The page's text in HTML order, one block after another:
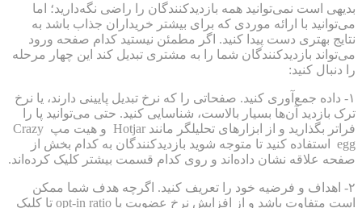
بدیهی است نمی‌توانید همه بازدیدکنندگان را راضی نگه‌دارید؛ اما
می‌توانید با ارائه موردی که برای بیشتر خریداران جذاب باشد به
نتایج بهتری دست پیدا کنید. اگر مطمئن نیستید کدام صفحه ورود
می‌تواند بازدیدکنندگان شما را به مشتری تبدیل کند این چهار مرحله
را دنبال کنید:
۱- داده جمع‌آوری کنید. صفحاتی را که نرخ تبدیل پایینی دارند، یا نرخ
ترک بازدید آن‌ها بسیار بالاست، شناسایی کنید. حتی می‌توانید پا را
فراتر بگذارید و از ابزارهای تحلیلگر مانند Hotjar و هیت مپ Crazy
egg استفاده کنید تا متوجه شوید بازدیدکنندگان به کدام بخش از
صفحه علاقه نشان داده‌اند و روی کدام قسمت بیشتر کلیک کرده‌اند.
۲- اهداف و فرضیه خود را تعریف کنید. اگرچه هدف شما ممکن
است متفاوت باشد و از افزایش نرخ عضویت یا opt-in ratio تا کلیک